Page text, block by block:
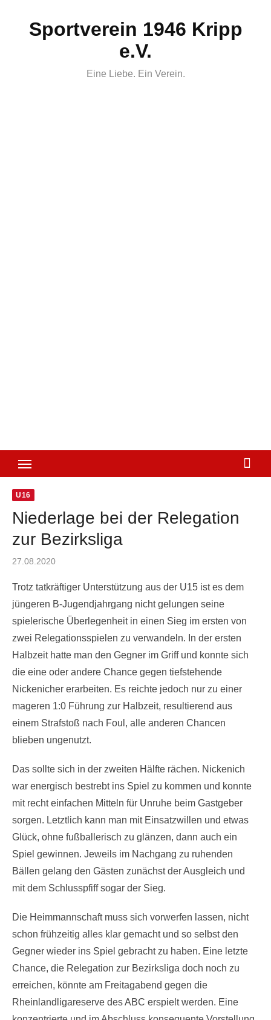
Sportverein 1946 Kripp
e.V.
Eine Liebe. Ein Verein.
U16
Niederlage bei der Relegation
zur Bezirksliga
Posted
27.08.2020
Trotz tatkräftiger Unterstützung aus der U15 ist es dem
jüngeren B-Jugendjahrgang nicht gelungen seine
spielerische Überlegenheit in einen Sieg im ersten von
zwei Relegationsspielen zu verwandeln. In der ersten
Halbzeit hatte man den Gegner im Griff und konnte sich
die eine oder andere Chance gegen tiefstehende
Nickenicher erarbeiten. Es reichte jedoch nur zu einer
mageren 1:0 Führung zur Halbzeit, resultierend aus
einem Strafstoß nach Foul, alle anderen Chancen
blieben ungenutzt.
Das sollte sich in der zweiten Hälfte rächen. Nickenich
war energisch bestrebt ins Spiel zu kommen und konnte
mit recht einfachen Mitteln für Unruhe beim Gastgeber
sorgen. Letztlich kann man mit Einsatzwillen und etwas
Glück, ohne fußballerisch zu glänzen, dann auch ein
Spiel gewinnen. Jeweils im Nachgang zu ruhenden
Bällen gelang den Gästen zunächst der Ausgleich und
mit dem Schlusspfiff sogar der Sieg.
Die Heimmannschaft muss sich vorwerfen lassen, nicht
schon frühzeitig alles klar gemacht und so selbst den
Gegner wieder ins Spiel gebracht zu haben. Eine letzte
Chance, die Relegation zur Bezirksliga doch noch zu
erreichen, könnte am Freitagabend gegen die
Rheinlandligareserve des ABC erspielt werden. Eine